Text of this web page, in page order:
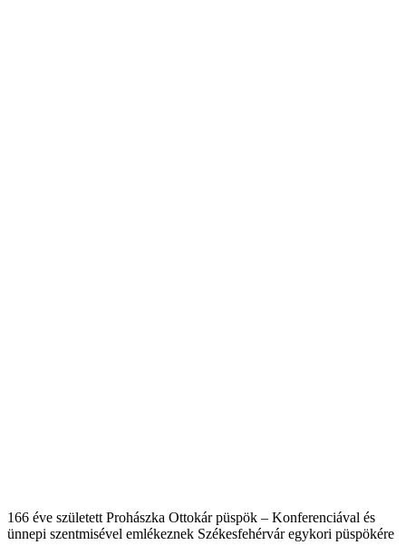
166 éve született Prohászka Ottokár püspök – Konferenciával és
ünnepi szentmisével emlékeznek Székesfehérvár egykori püspökére